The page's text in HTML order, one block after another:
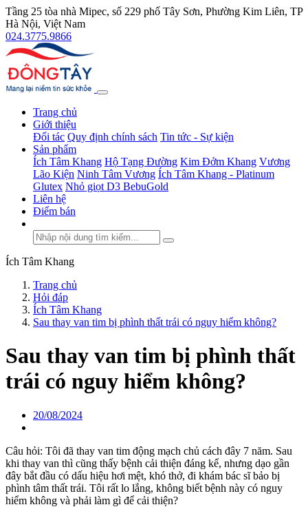
Tầng 25 tòa nhà Mipec, số 229 phố Tây Sơn, Phường Kim Liên, TP
Hà Nội, Việt Nam
024.3775.9866
Trang chủ
Giới thiệu
Đối tác Quy định chính sách Tin tức - Sự kiện
Sản phẩm
Ích Tâm Khang Hộ Tạng Đường Kim Đởm Khang Vương
Lão Kiện Ninh Tâm Vương Ích Tâm Khang - Platinum
Glutex Nhỏ giọt D3 BebuGold
Liên hệ
Điểm bán
Ích Tâm Khang
Trang chủ
Hỏi đáp
Ích Tâm Khang
Sau thay van tim bị phình thất trái có nguy hiểm không?
Sau thay van tim bị phình thất
trái có nguy hiểm không?
20/08/2024
Câu hỏi: Tôi đã thay van tim động mạch chủ cách đây 7 năm. Sau
khi thay van thì cũng thấy bệnh cải thiện đáng kể, nhưng dạo gần
đây bắt đầu có dấu hiệu hơi mệt, khó thở, đi khám bác sĩ bảo bị
phình tâm thất trái. Tôi rất lo lắng, không biết bệnh này có nguy
hiểm không và phải làm gì để cải thiện?